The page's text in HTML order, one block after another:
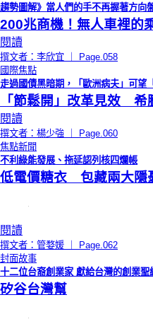
趨勢圖解》當人們的手不再握著方
200兆商機！無人車裡的
閱讀
撰文者：李欣宜 ｜ Page.058
國際焦點
走過國債黑暗期，「歐洲病夫」可望
「節鬆開」改革見效 希
閱讀
撰文者：楊少強 ｜ Page.060
焦點新聞
不利綠能發展、拖延認列核四爛帳
低電價糖衣 包藏兩大隱
閱讀
撰文者：管婺媛 ｜ Page.062
封面故事
十二位台裔創業家 獻給台灣的創業聖
矽谷台灣幫